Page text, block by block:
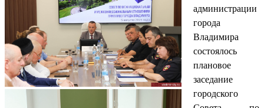
администрации
города
Владимира
состоялось
плановое
заседание
городского